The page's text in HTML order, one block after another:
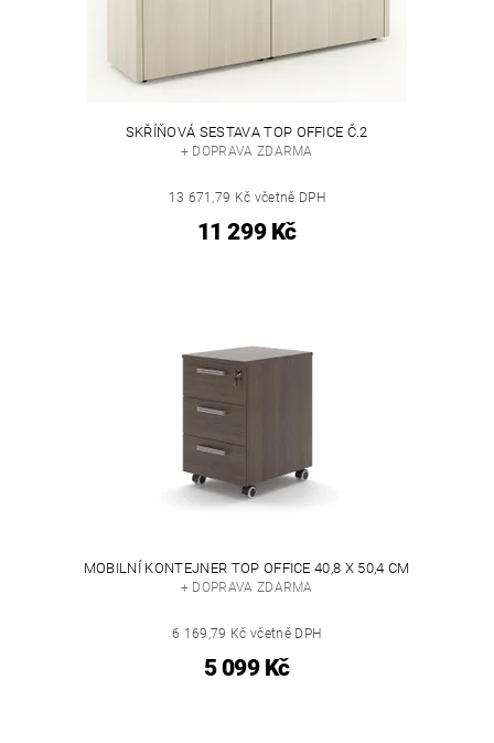
SKŘÍŇOVÁ SESTAVA TOP OFFICE Č.2
+ DOPRAVA ZDARMA
13 671,79 Kč včetně DPH
11 299 Kč
MOBILNÍ KONTEJNER TOP OFFICE 40,8 X 50,4 CM
+ DOPRAVA ZDARMA
6 169,79 Kč včetně DPH
5 099 Kč